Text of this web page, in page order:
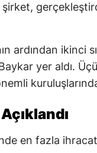
ardından ikinci
yer aldı.
en fazla